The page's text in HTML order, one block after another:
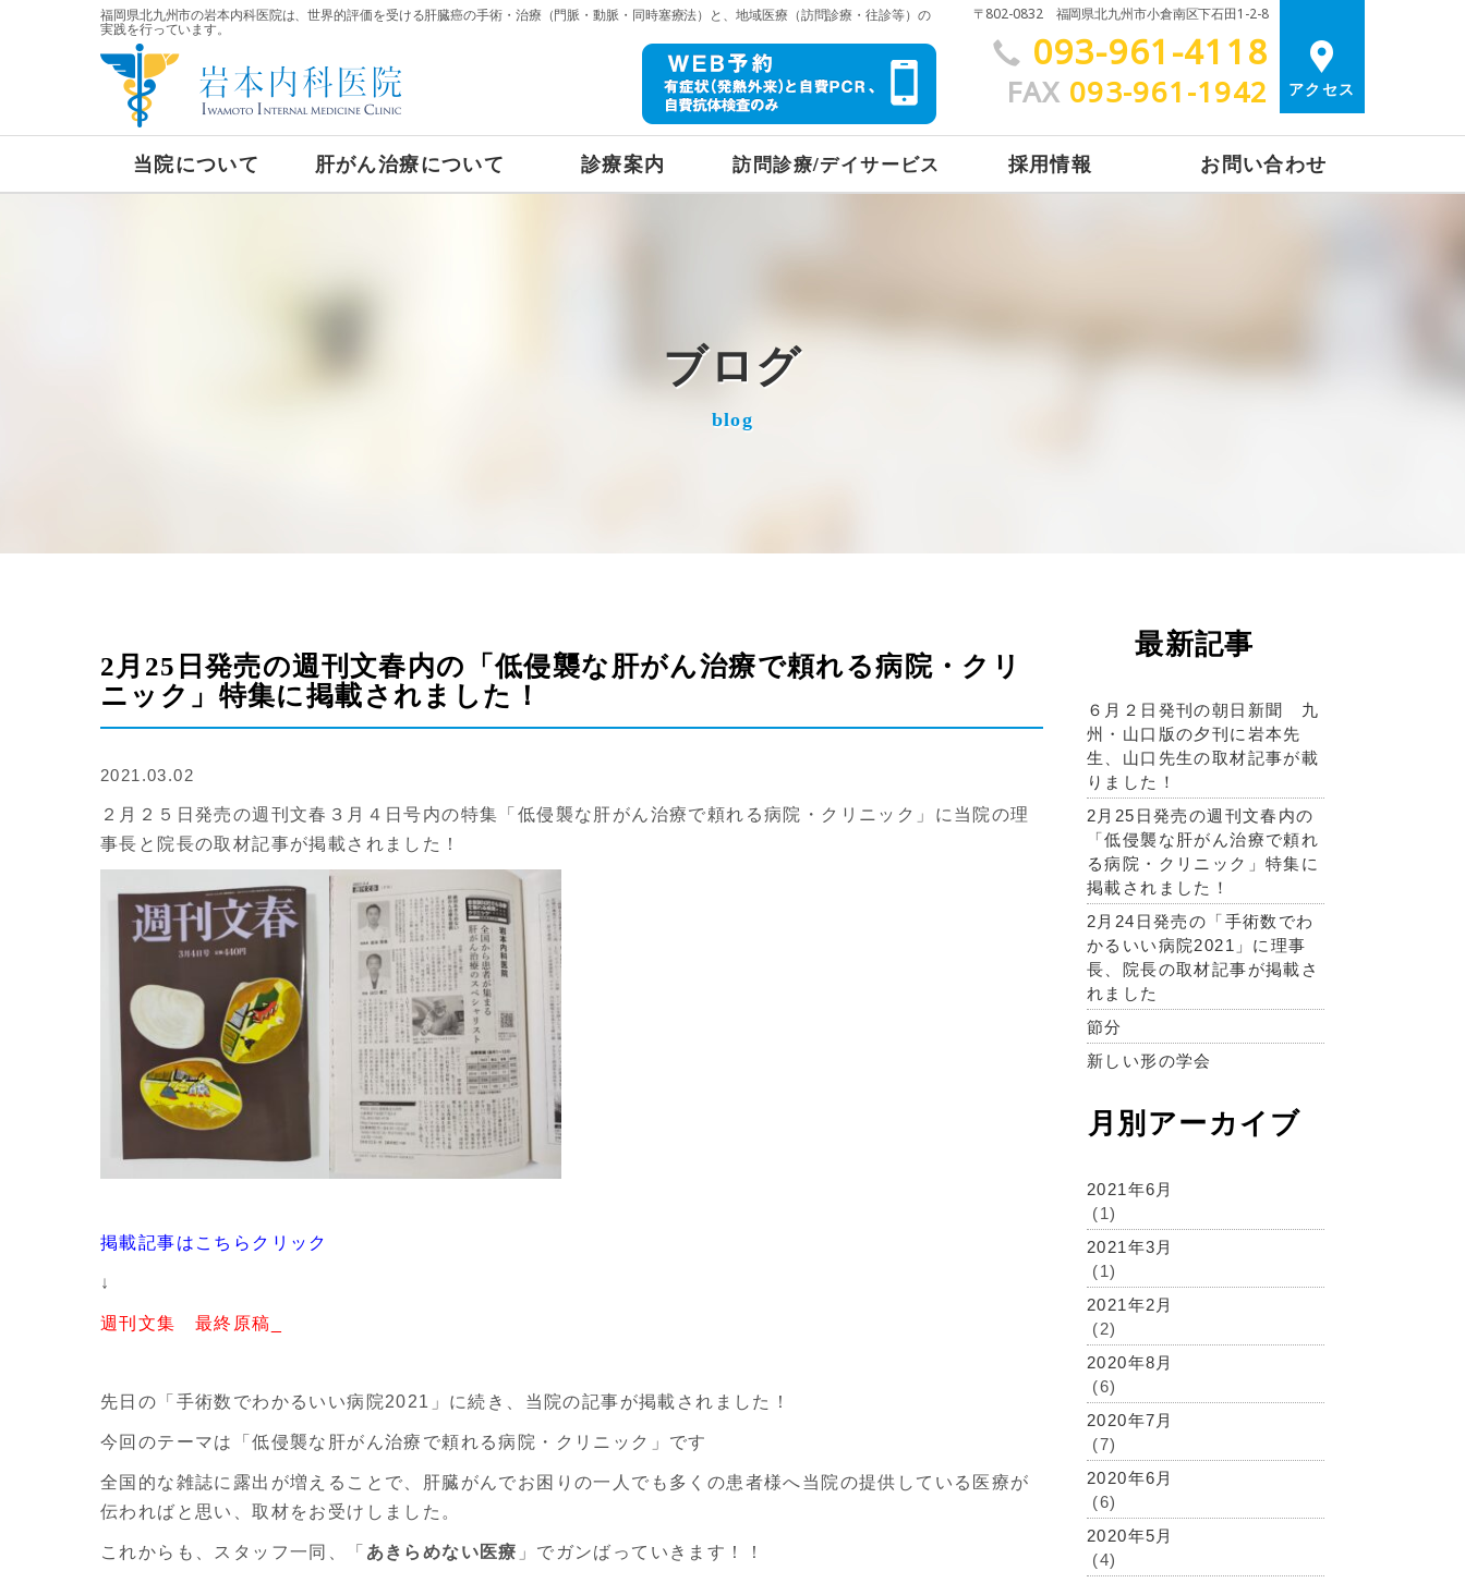
福岡県北九州市の岩本内科医院は、世界的評価を受ける肝臓癌の手術・治療（門脈・動脈・同時塞療法）と、地域医療（訪問診療・往診等）の
実践を行っています。
〒802-0832 福岡県北九州市小倉南区下石田1-2-8
093-961-4118
FAX 093-961-1942 アクセス
当院について 肝がん治療について 診療案内 訪問診療/デイサービス 採用情報 お問い合わせ
ブログ
blog
2月25日発売の週刊文春内の「低侵襲な肝がん治療で頼れる病院・クリ
ニック」特集に掲載されました！
2021.03.02
２月２５日発売の週刊文春３月４日号内の特集「低侵襲な肝がん治療で頼れる病院・クリニック」に当院の理
事長と院長の取材記事が掲載されました！
掲載記事はこちらクリック
↓
週刊文集 最終原稿_
先日の「手術数でわかるいい病院2021」に続き、当院の記事が掲載されました！
今回のテーマは「低侵襲な肝がん治療で頼れる病院・クリニック」です
全国的な雑誌に露出が増えることで、肝臓がんでお困りの一人でも多くの患者様へ当院の提供している医療が
伝わればと思い、取材をお受けしました。
これからも、スタッフ一同、「 あきらめない医療 」でガンばっていきます！！
最新記事
６月２日発刊の朝日新聞 九
州・山口版の夕刊に岩本先
生、山口先生の取材記事が載
りました！
2月25日発売の週刊文春内の
「低侵襲な肝がん治療で頼れ
る病院・クリニック」特集に
掲載されました！
2月24日発売の「手術数でわ
かるいい病院2021」に理事
長、院長の取材記事が掲載さ
れました
節分
新しい形の学会
月別アーカイブ
2021年6月
(1)
2021年3月
(1)
2021年2月
(2)
2020年8月
(6)
2020年7月
(7)
2020年6月
(6)
2020年5月
(4)